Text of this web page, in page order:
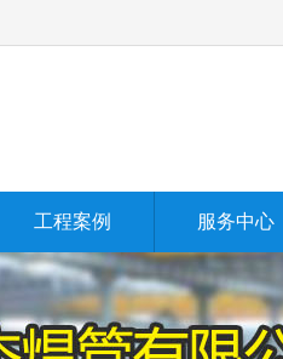
工程案例 服务中心